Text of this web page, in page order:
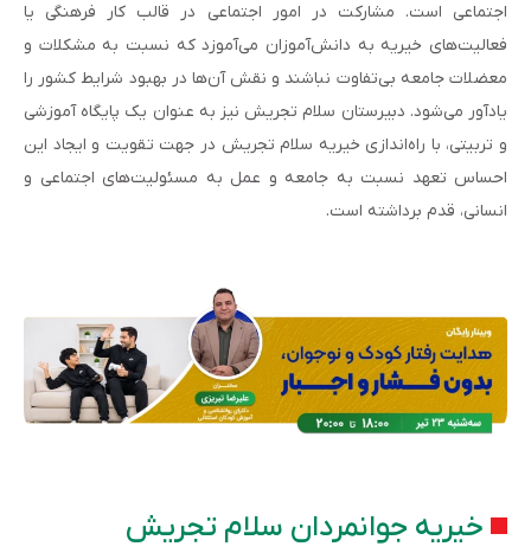
اجتماعی است. مشارکت در امور اجتماعی در قالب کار فرهنگی یا
فعالیت‌های خیریه به دانش‌آموزان می‌آموزد که نسبت به مشکلات و
معضلات جامعه بی‌تفاوت نباشند و نقش آن‌ها در بهبود شرایط کشور را
یادآور می‌شود. دبیرستان سلام تجریش نیز به عنوان یک پایگاه آموزشی
و تربیتی، با راه‌اندازی خیریه سلام تجریش در جهت تقویت و ایجاد این
احساس تعهد نسبت به جامعه و عمل به مسئولیت‌های اجتماعی و
انسانی، قدم برداشته است.
خیریه جوانمردان سلام تجریش